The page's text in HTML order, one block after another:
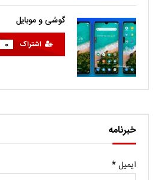
گوشی و موبایل
اشتراک 0
خبرنامه
ایمیل*